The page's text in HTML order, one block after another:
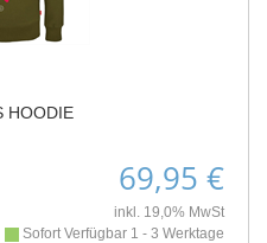
HOODIE
69,95 €
inkl. 19,0% MwSt
Sofort Verfügbar 1 - 3 Werktage